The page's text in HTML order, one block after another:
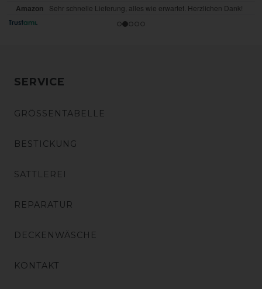
SERVICE
GRÖSSENTABELLE
BESTICKUNG
SATTLEREI
REPARATUR
DECKENWÄSCHE
KONTAKT